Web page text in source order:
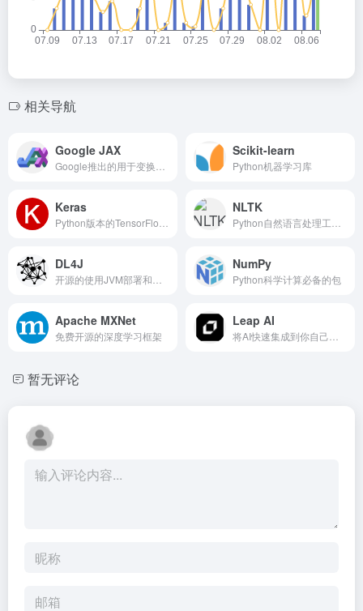
相关导航
Google JAX Scikit-learn
Python机器学习库
Keras NLTK
DL4J NumPy
Python科学计算必备的包
Apache MXNet
免费开源的深度学习框架
Leap AI
暂无评论